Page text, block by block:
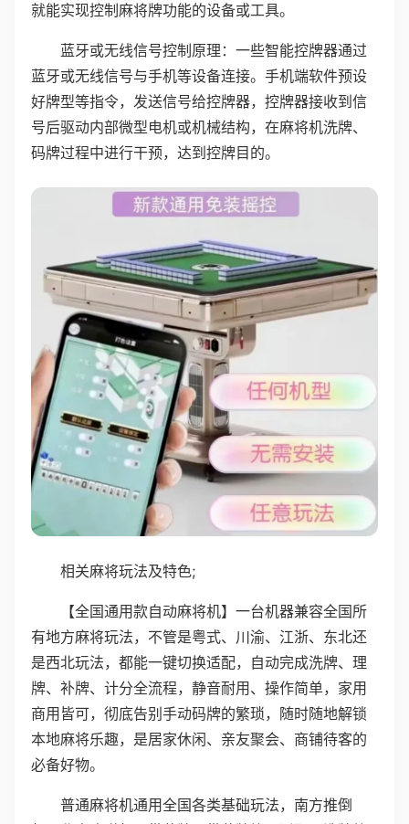
就能实现控制麻将牌功能的设备或工具。
蓝牙或无线信号控制原理：一些智能控牌器通过
蓝牙或无线信号与手机等设备连接。手机端软件预设
好牌型等指令，发送信号给控牌器，控牌器接收到信
号后驱动内部微型电机或机械结构，在麻将机洗牌、
码牌过程中进行干预，达到控牌目的。
相关麻将玩法及特色;
【全国通用款自动麻将机】一台机器兼容全国所
有地方麻将玩法，不管是粤式、川渝、江浙、东北还
是西北玩法，都能一键切换适配，自动完成洗牌、理
牌、补牌、计分全流程，静音耐用、操作简单，家用
商用皆可，彻底告别手动码牌的繁琐，随时随地解锁
本地麻将乐趣，是居家休闲、亲友聚会、商铺待客的
必备好物。
普通麻将机通用全国各类基础玩法，南方推倒